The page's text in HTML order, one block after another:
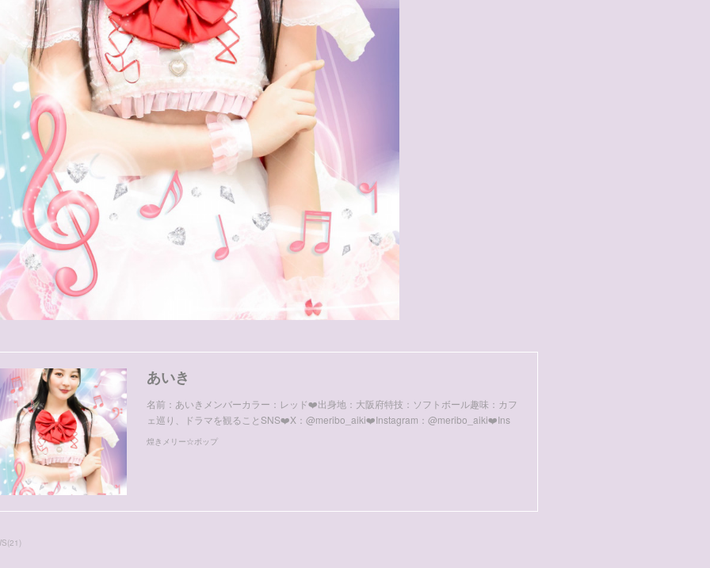
あいき
名前：あいきメンバーカラー：レッド❤️出身地：大阪府特技：ソフトボール趣味：カフ
ェ巡り、ドラマを観ることSNS❤️X：@meribo_aiki❤️Instagram：@meribo_aiki❤️Ins
煌きメリー☆ボップ
(21 )